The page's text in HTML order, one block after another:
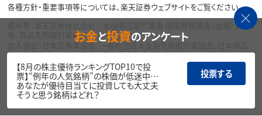
各種方針・重要事項等については、楽天証券ウェブサイトをご覧ください。
商号等：楽天証券株式会社／金融商品取引業者 関東財務局長（金商）第195
号、商品先物取引業者
加入協会：日本証券業協会、一般社団法人金融先物取引業協会、日本商品
先物取引協会、一般社団法人第二種金融商品取引業協会、一般社団法人資
産運用業協会
Copyright©
1999-2026 Rakuten Securities, Inc. All
お金と投資のアンケート
【8月の株主優待ランキングTOP10で投
票】“例年の人気銘柄”の株価が低迷中…
あなたが優待目当てに投資しても大丈夫
そうと思う銘柄はどれ？
投票する